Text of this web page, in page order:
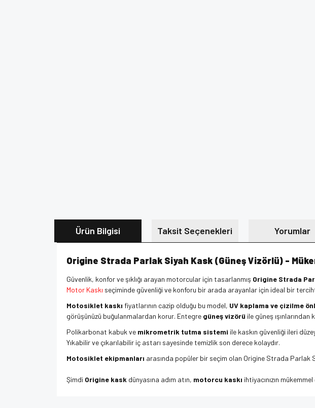
Ürün Bilgisi Taksit Seçenekleri Yorumlar
Origine Strada Parlak Siyah Kask (Güneş Vizörlü) -
Güvenlik, konfor ve şıklığı arayan motorcular için tasarlanmış Origine Strada
Motor Kaskı seçiminde güvenliği ve konforu bir arada arayanlar için ideal bir
Motosiklet kaskı fiyatlarının cazip olduğu bu model, UV kaplama ve çizilme
görüşünüzü buğulanmalardan korur. Entegre güneş vizörü ile güneş
Polikarbonat kabuk ve mikrometrik tutma sistemi ile kaskın güvenliği ileri
Yıkabilir ve çıkarılabilir iç astarı sayesinde temizlik son derece kolaydır.
Motosiklet ekipmanları arasında popüler bir seçim olan Origine Strada Parlak
Şimdi Origine kask dünyasına adım atın, motorcu kaskı ihtiyacınızın